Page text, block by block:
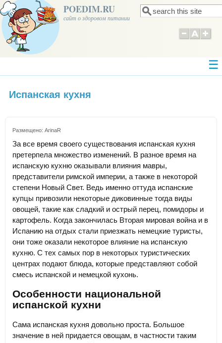
POEDIM.RU
сайт о здоровом питании Форма поиска
Поиск
Испанская кухня
Размещено: ArinaR
За все время своего существования испанская кухня
претерпела множество изменений. В разное время на
испанскую кухню оказывали влияния мавры,
представители римской империи, а также в некоторой
степени Новый Свет. Ведь именно оттуда испанские
купцы привозили некоторые диковинные тогда виды
овощей, такие как сладкий и острый перец, помидоры и
картофель. Когда закончилась Вторая мировая война и в
Испанию на отдых стали приезжать немецкие туристы,
они тоже оказали некоторое влияние на испанскую
кухню. С тех самых пор в некоторых туристических
центрах подают блюда, которые представляют собой
смесь испанской и немецкой кухонь.
Особенности национальной
испанской кухни
Сама испанская кухня довольно проста. Большое
значение в ней придается овощам, в частности таким